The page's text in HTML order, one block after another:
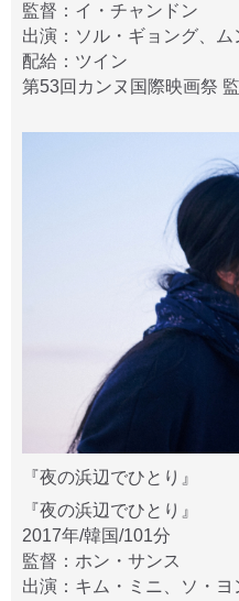
監督：イ・チャンドン
出演：ソル・ギョング、
配給：ツイン
第53回カンヌ国際映画祭
『夜の浜辺でひとり』
『夜の浜辺でひとり』
2017年/韓国/101分
監督：ホン・サンス
出演：キム・ミニ、ソ・